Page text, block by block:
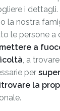
i
la nostra
le persone a
mettere a
, a
per
la